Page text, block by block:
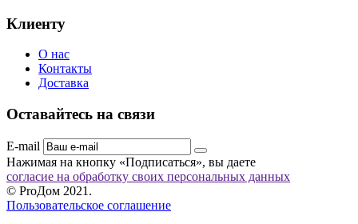
Клиенту
О нас
Контакты
Доставка
Оставайтесь на связи
E-mail
Нажимая на кнопку «Подписаться», вы даете
согласие на обработку своих персональных данных
© ProДом 2021.
Пользовательское соглашение